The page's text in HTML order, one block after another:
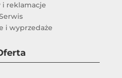
i reklamacje
i wyprzedaże